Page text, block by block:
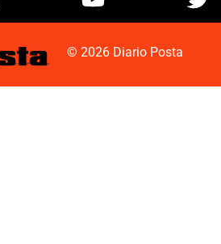
© 2026 Diario Posta